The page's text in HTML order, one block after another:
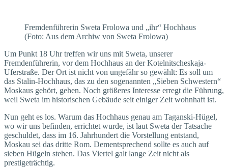
Fremdenführerin Sweta Frolowa und „ihr“ Hochhaus
(Foto: Aus dem Archiw von Sweta Frolowa)
Um Punkt 18 Uhr treffen wir uns mit Sweta, unserer
Fremdenführerin, vor dem Hochhaus an der Kotelnitscheskaja-
Uferstraße. Der Ort ist nicht von ungefähr so gewählt: Es soll um
das Stalin-Hochhaus, das zu den sogenannten „Sieben Schwestern“
Moskaus gehört, gehen. Noch größeres Interesse erregt die Führung,
weil Sweta im historischen Gebäude seit einiger Zeit wohnhaft ist.
Nun geht es los. Warum das Hochhaus genau am Taganski-Hügel,
wo wir uns befinden, errichtet wurde, ist laut Sweta der Tatsache
geschuldet, dass im 16. Jahrhundert die Vorstellung entstand,
Moskau sei das dritte Rom. Dementsprechend sollte es auch auf
sieben Hügeln stehen. Das Viertel galt lange Zeit nicht als
prestigeträchtig.